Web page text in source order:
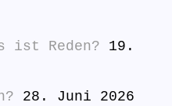
ist Reden?
19.
28. Juni 2026